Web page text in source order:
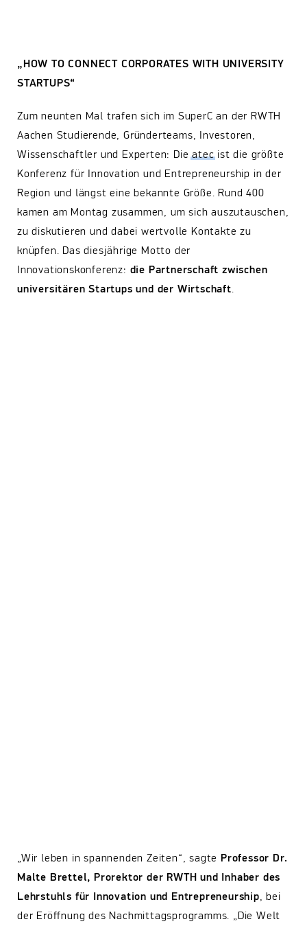
„HOW TO CONNECT CORPORATES WITH UNIVERSITY
STARTUPS“
Zum neunten Mal trafen sich im SuperC an der RWTH
Aachen Studierende, Gründerteams, Investoren,
Wissenschaftler und Experten: Dieatecist die größte
Konferenz für Innovation und Entrepreneurship in der
Region und längst eine bekannte Größe. Rund 400
kamen am Montag zusammen, um sich auszutauschen,
zu diskutieren und dabei wertvolle Kontakte zu
knüpfen. Das diesjährige Motto der
Innovationskonferenz: die Partnerschaft zwischen
universitären Startups und der Wirtschaft.
„Wir leben in spannenden Zeiten“, sagte Professor Dr.
Malte Brettel, Prorektor der RWTH und Inhaber des
Lehrstuhls für Innovation und Entrepreneurship, bei
der Eröffnung des Nachmittagsprogramms. „Die Welt